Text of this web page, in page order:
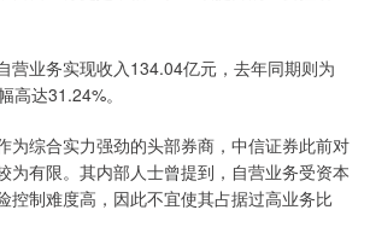
业务实现收入134.04亿元，去年同期则为
高达31.24%。
综合实力强劲的头部券商，中信证券此前对
为有限。其内部人士曾提到，自营业务受资本
控制难度高，因此不宜使其占据过高业务比